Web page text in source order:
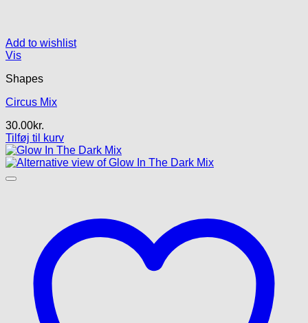
Add to wishlist
Vis
Shapes
Circus Mix
30.00kr.
Tilføj til kurv